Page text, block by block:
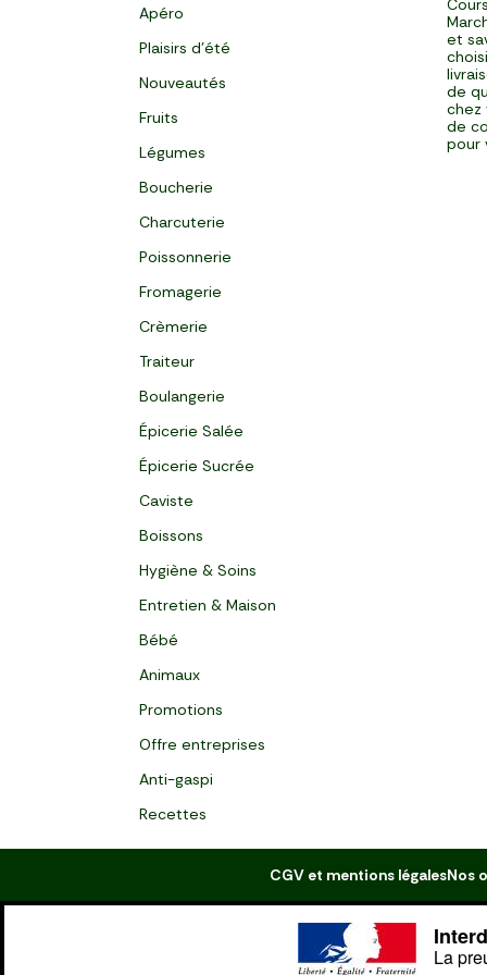
Apéro
Plaisirs d'été
Nouveautés
Fruits
Légumes
Boucherie
Charcuterie
Poissonnerie
Fromagerie
Crèmerie
Traiteur
Boulangerie
Épicerie Salée
Épicerie Sucrée
Caviste
Boissons
Hygiène & Soins
Entretien & Maison
Bébé
Animaux
Promotions
Offre entreprises
Anti-gaspi
Recettes
et
de
chez
de
pour
CGV et mentions légalesNos
La